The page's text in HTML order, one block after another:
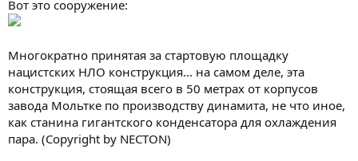
Вот это сооружение:
Многократно принятая за стартовую площадку
нацистских НЛО конструкция... на самом деле, эта
конструкция, стоящая всего в 50 метрах от корпусов
завода Мольтке по производству динамита, не что иное,
как станина гигантского конденсатора для охлаждения
пара. (Copyright by NECTON)